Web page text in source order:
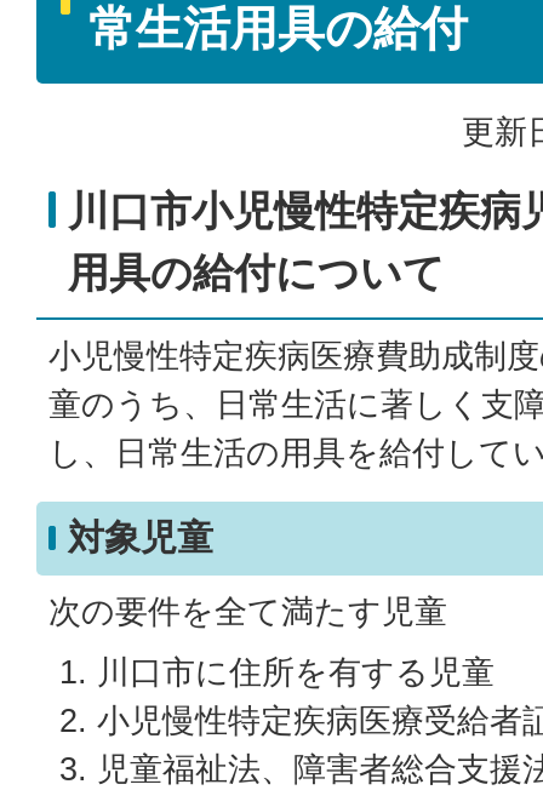
常生活用具の給付
更新
川口市小児慢性特定疾病
用具の給付について
小児慢性特定疾病医療費助成制
童のうち、日常生活に著しく支
し、日常生活の用具を給付して
対象児童
次の要件を全て満たす児童
川口市に住所を有する児童
小児慢性特定疾病医療受給者
児童福祉法、障害者総合支援